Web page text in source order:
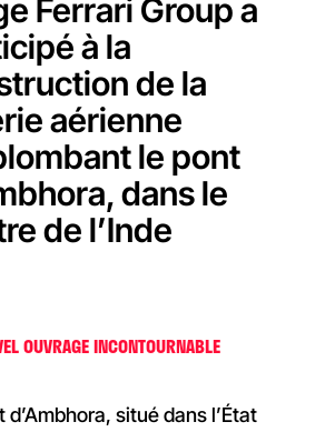
Ferrari Group a
à la
de la
aérienne
le pont
dans le
de l’Inde
OUVRAGE INCONTOURNABLE
d’Ambhora, situé dans l’État